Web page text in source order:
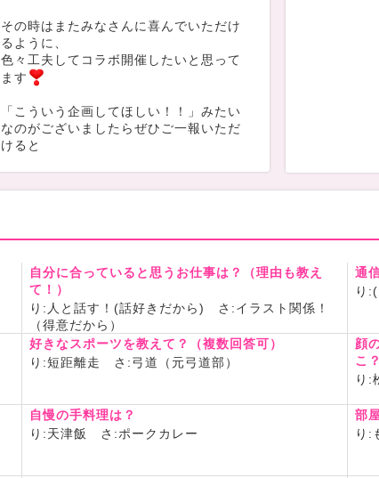
その時はまたみなさんに喜んでいただけ
るように、
色々工夫してコラボ開催したいと思って
ます
「こういう企画してほしい！！」みたい
なのがございましたらぜひご一報いただ
けると
-------コラボの告知-------
-------告知オワリ☆-------
自分に合っていると思うお仕事は？（理由も教え
て！）
り:人と話す！(話好きだから) さ:イラスト関係！
（得意だから）
通
り
好きなスポーツを教えて？（複数回答可）
り:短距離走 さ:弓道（元弓道部）
顔
こ
り:
自慢の手料理は？
り:天津飯 さ:ポークカレー
部
り: